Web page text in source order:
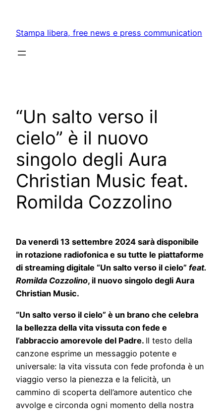
content
Stampa libera, free news e press communication
“Un salto verso il
cielo” è il nuovo
singolo degli Aura
Christian Music feat.
Romilda Cozzolino
Da venerdì 13 settembre 2024 sarà disponibile
in rotazione radiofonica e su tutte le piattaforme
di streaming digitale “Un salto verso il cielo” feat.
Romilda Cozzolino, il nuovo singolo degli Aura
Christian Music.
“Un salto verso il cielo” è un brano che celebra
la bellezza della vita vissuta con fede e
l’abbraccio amorevole del Padre. Il testo della
canzone esprime un messaggio potente e
universale: la vita vissuta con fede profonda è un
viaggio verso la pienezza e la felicità, un
cammino di scoperta dell’amore autentico che
avvolge e circonda ogni momento della nostra